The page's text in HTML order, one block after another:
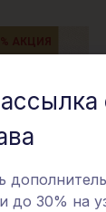
до 30% на